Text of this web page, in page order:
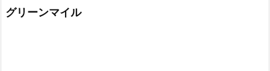
グリーンマイル